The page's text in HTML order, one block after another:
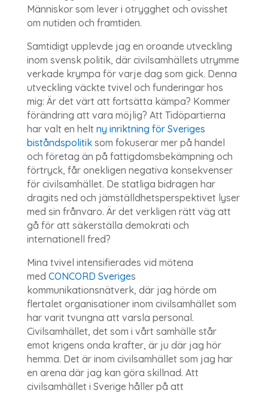
Människor som lever i otrygghet och ovisshet
om nutiden och framtiden.
Samtidigt upplevde jag en oroande utveckling
inom svensk politik, där civilsamhällets utrymme
verkade krympa för varje dag som gick. Denna
utveckling väckte tvivel och funderingar hos
mig: Är det värt att fortsätta kämpa? Kommer
förändring att vara möjlig? Att Tidöpartierna
har valt en helt ny inriktning för Sveriges
biståndspolitiksom fokuserar mer på handel
och företag än på fattigdomsbekämpning och
förtryck, får onekligen negativa konsekvenser
för civilsamhället. De statliga bidragen har
dragits ned och jämställdhetsperspektivet lyser
med sin frånvaro. Är det verkligen rätt väg att
gå för att säkerställa demokrati och
internationell fred?
Mina tvivel intensifierades vid mötena
med CONCORD Sveriges
kommunikationsnätverk, där jag hörde om
flertalet organisationer inom civilsamhället som
har varit tvungna att varsla personal.
Civilsamhället, det som i vårt samhälle står
emot krigens onda krafter, är ju där jag hör
hemma. Det är inom civilsamhället som jag har
en arena där jag kan göra skillnad. Att
civilsamhället i Sverige håller på att